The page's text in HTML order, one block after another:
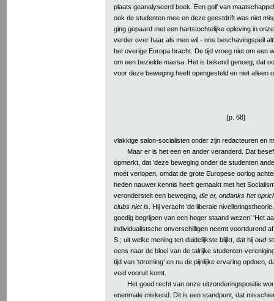
plaats geanalyseerd boek. Een golf van
ook de studenten mee en deze geestdrift was niet
ging gepaard met een hartstochtelijke opleving in
verder over haar als men wil - ons beschavingspeil
het overige Europa bracht. De tijd vroeg niet om een
om een bezielde massa. Het is bekend genoeg, dat
voor deze beweging heeft opengesteld en niet alleen
[p. 68]
vlakkige salon-socialisten onder zijn redacteuren en
Maar er is het een en ander veranderd. Dat
opmerkt, dat ‘deze beweging onder de studenten
moét verlopen, omdat de grote Europese oorlog
heden nauwer kennis heeft gemaakt met het
veronderstelt een beweging, die er, ondanks het
clubs niet is . Hij veracht ‘de liberale
goedig begrijpen van een hoger staand wezen’ ‘Het
individualistsche onverschilligen neemt voortdurend
S.; uit welke mening ten duidelijkste blijkt, dat hij oud-
eens naar de bloei van de talrijke studenten-
tijd van ‘stroming’ en nu de pijnlijke ervaring opdoen,
veel vooruit komt.
Het goed recht van onze uitzonderingspositie
enenmale miskend. Dit is een standpunt, dat